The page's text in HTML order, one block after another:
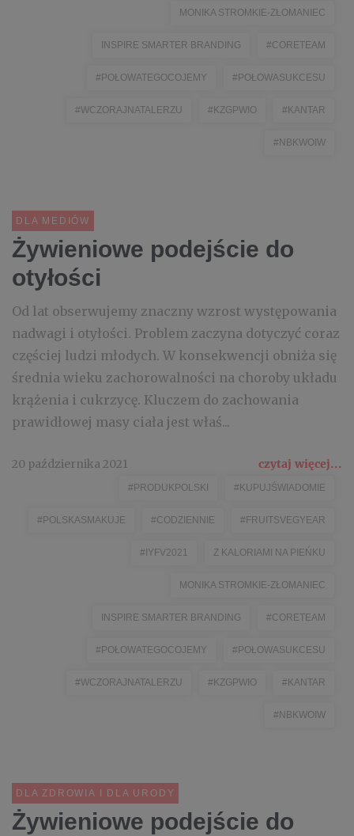
MONIKA STROMKIE-ZŁOMANIEC
INSPIRE SMARTER BRANDING #CORETEAM
#POŁOWATEGOCOJEMY #POŁOWASUKCESU
#WCZORAJNATALERZU #KZGPWIO #KANTAR
#NBKWOIW
DLA MEDIÓW
Żywieniowe podejście do
otyłości
Od lat obserwujemy znaczny wzrost występowania
nadwagi i otyłości. Problem zaczyna dotyczyć coraz
częściej ludzi młodych. W konsekwencji obniża się
średnia wieku zachorowalności na choroby układu
krążenia i cukrzycę. Kluczem do zachowania
prawidłowej masy ciała jest właś...
20 października 2021 czytaj więcej...
#PRODUKPOLSKI #KUPUJŚWIADOMIE
#POLSKASMAKUJE #CODZIENNIE #FRUITSVEGYEAR
#IYFV2021 Z KALORIAMI NA PIEŃKU
MONIKA STROMKIE-ZŁOMANIEC
INSPIRE SMARTER BRANDING #CORETEAM
#POŁOWATEGOCOJEMY #POŁOWASUKCESU
#WCZORAJNATALERZU #KZGPWIO #KANTAR
#NBKWOIW
DLA ZDROWIA I DLA URODY
Żywieniowe podejście do